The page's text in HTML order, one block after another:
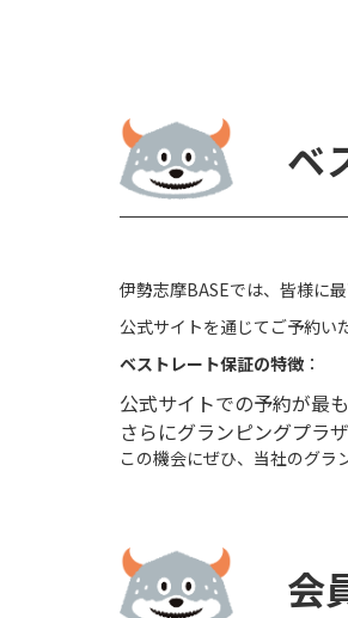
ベ
伊勢志摩BASEでは、皆様に
公式サイトを通じてご予約い
ベストレート保証の特徴 ：
公式サイトでの予約が最
さらにグランピングプラ
この機会にぜひ、当社のグラ
会